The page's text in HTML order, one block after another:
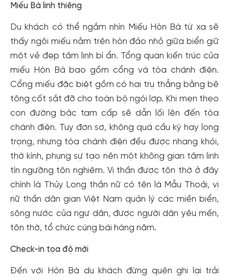
Miếu Bà linh thiêng
Du khách có thể ngắm nhìn Miếu Hòn Bà từ xa sẽ
thấy ngôi miếu nằm trên hòn đảo nhỏ giữa biển giữ
một vẻ đẹp tâm linh bí ẩn. Tổng quan kiến trúc của
miếu Hòn Bà bao gồm cổng và tòa chánh điện.
Cổng miếu đặc biệt gồm có hai trụ thẳng bằng bê
tông cốt sắt đỡ cho toàn bộ ngói lợp. Khi men theo
con đường bậc tam cấp sẽ dẫn lối lên đến tòa
chánh điện. Tuy đơn sơ, không quá cầu kỳ hay long
trọng, nhưng tòa chánh điện đều được nhang khói,
thờ kính, phụng sự tạo nên một không gian tâm linh
tín ngưỡng tôn nghiêm. Vị thần được tôn thờ ở đây
chính là Thủy Long thần nữ có tên là Mẫu Thoải, vị
nữ thần dân gian Việt Nam quản lý các miền biển,
sông nước của ngư dân, được người dân yêu mến,
tôn thờ, tổ chức cúng bái hàng năm.
Check-in tọa độ mới
Đến với Hòn Bà du khách đừng quên ghi lại trải